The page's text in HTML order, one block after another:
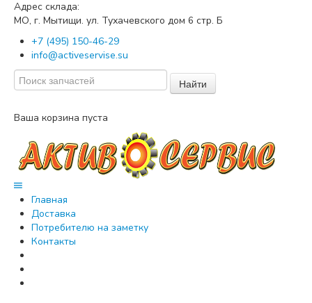
Адрес склада:
МО, г. Мытищи. ул. Тухачевского дом 6 стр. Б
+7 (495) 150-46-29
info@activeservise.su
Найти
Ваша корзина пуста
Главная
Доставка
Потребителю на заметку
Контакты